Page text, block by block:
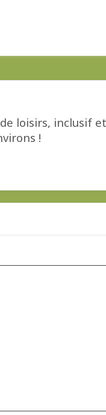
loisirs, inclusif
!